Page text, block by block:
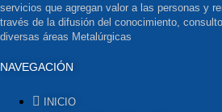
servicios que agregan valor a las personas y
través de la difusión del conocimiento,
diversas áreas Metalúrgicas
NAVEGACIÓN
INICIO